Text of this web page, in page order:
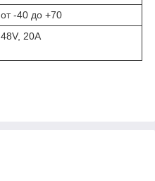
от -40 до +70
48V, 20А